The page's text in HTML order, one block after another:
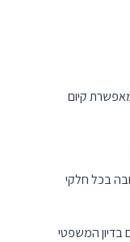
קיום
בכל חלקי
בדיון המשפטי